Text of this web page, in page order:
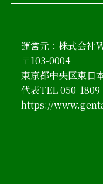
運営元：株式会社
〒103-0004
東京都中央区東日
代表TEL 050-
https://